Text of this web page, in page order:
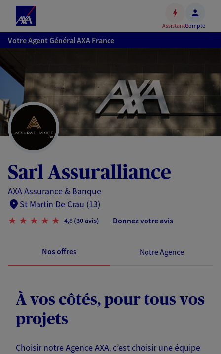
Accéder
au
Accéder
au
pied
de
page
AssistanceCompte
Votre Agent Général AXA France
Sarl Assuralliance
AXA Assurance & Banque
St Martin De Crau (13)
4,8 (30 avis) Donnez votre avis
Nos offres Notre Agence
À vos côtés, pour tous vos
projets
Choisir notre Agence AXA, c’est choisir une équipe